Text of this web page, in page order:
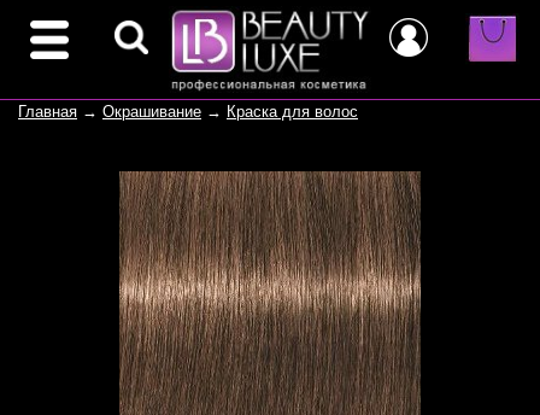
Главная → Окрашивание → Краска для волос